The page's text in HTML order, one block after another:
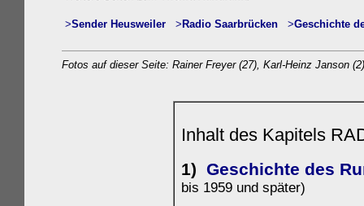
>Sender Heusweiler > Rad io Saarbrücken >Geschichte
Fotos auf dieser Seite: Rainer Freyer (27), Karl-Heinz Janson
Inhalt des Kapitels
1) Geschichte des
bis 1959 und später)